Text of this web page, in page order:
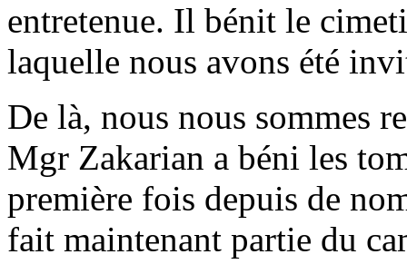
entretenue. Il bénit le
laquelle nous avons été
De là, nous nous sommes
Mgr Zakarian a béni les
première fois depuis de
fait maintenant partie du